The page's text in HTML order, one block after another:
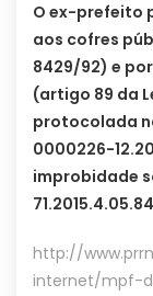
O ex-prefeito
aos cofres
8429/92) e
(artigo 89 da
protocolada
0000226-
improbidade
http://
internet/mpf-